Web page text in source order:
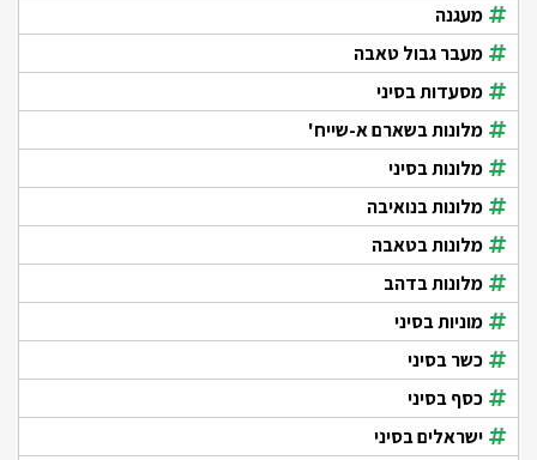
מעגנה
מעבר גבול טאבה
מסעדות בסיני
מלונות בשארם א-שייח'
מלונות בסיני
מלונות בנואיבה
מלונות בטאבה
מלונות בדהב
מוניות בסיני
כשר בסיני
כסף בסיני
ישראלים בסיני